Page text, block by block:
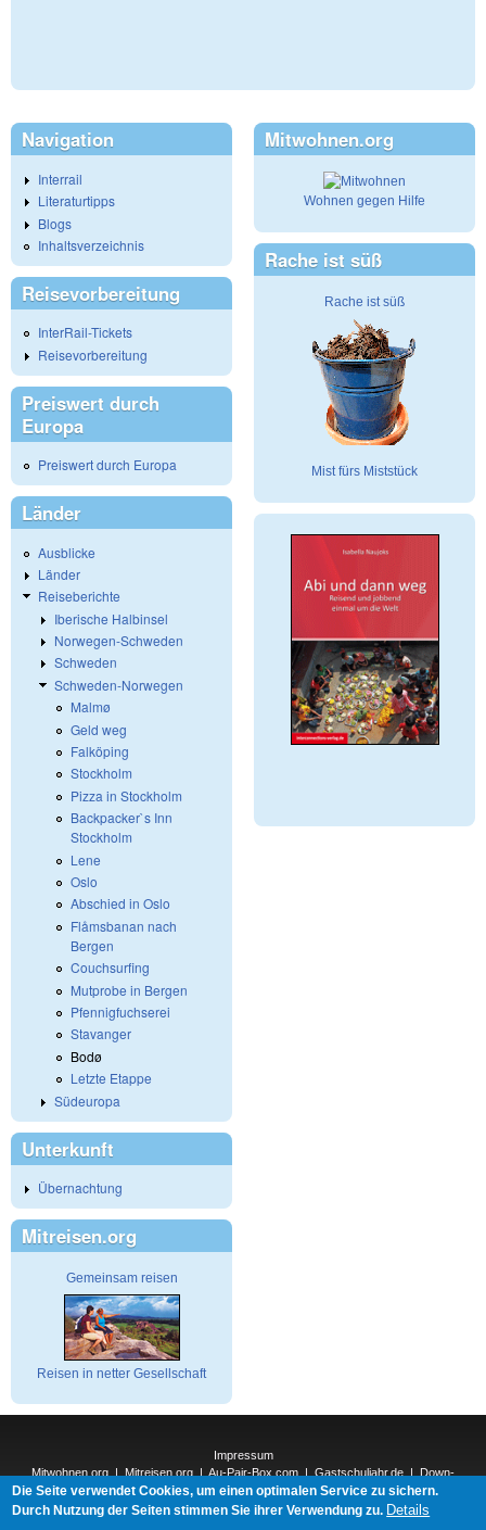
Navigation
Interrail
Literaturtipps
Blogs
Inhaltsverzeichnis
Reisevorbereitung
InterRail-Tickets
Reisevorbereitung
Preiswert durch
Europa
Preiswert durch Europa
Länder
Ausblicke
Länder
Reiseberichte
Iberische Halbinsel
Norwegen-Schweden
Schweden
Schweden-Norwegen
Malmø
Geld weg
Falköping
Stockholm
Pizza in Stockholm
Backpacker`s Inn
Stockholm
Lene
Oslo
Abschied in Oslo
Flåmsbanan nach
Bergen
Couchsurfing
Mutprobe in Bergen
Pfennigfuchserei
Stavanger
Bodø
Letzte Etappe
Südeuropa
Unterkunft
Übernachtung
Mitreisen.org
Gemeinsam reisen
Reisen in netter Gesellschaft
Mitwohnen.org
Wohnen gegen Hilfe
Rache ist süß
Rache ist süß
Mist fürs Miststück
Impressum
Mitwohnen.org | Mitreisen.org | Au-Pair-Box.com | Gastschuljahr.de | Down-
Under.org |Elderpair.com|
Interconnections-Verlag.de|Natur-und-Umwelt.org|ReiseTops.com|
Die Seite verwendet Cookies, um einen optimalen Service zu sichern.
Durch Nutzung der Seiten stimmen Sie ihrer Verwendung zu. Details